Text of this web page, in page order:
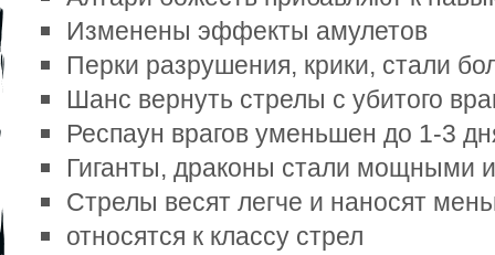
Изменены эффекты амулетов
Перки разрушения, крики, стали
Шанс вернуть стрелы с убитого
Респаун врагов уменьшен до 1-3
Гиганты, драконы стали мощными
Стрелы весят легче и наносят
относятся к классу стрел